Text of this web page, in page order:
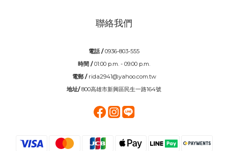
聯絡我們
電話 /0936-803-555
時間 /01:00 p.m. - 09:00 p.m.
電郵 / rida2941@yahoo.com.tw
地址/800高雄市新興區民生一路164號